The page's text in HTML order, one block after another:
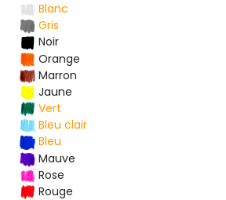
Blanc
Gris
Noir
Orange
Marron
Jaune
Vert
Bleu clair
Bleu
Mauve
Rose
Rouge